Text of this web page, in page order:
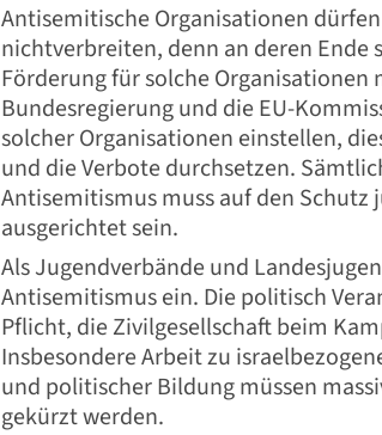
Antisemitische Organisationen
nichtverbreiten, denn an deren Ende
Förderung für solche
Bundesregierung und die EU-
solcher Organisationen einstellen,
und die Verbote durchsetzen.
Antisemitismus muss auf den Schutz
ausgerichtet sein.
Als Jugendverbände und
Antisemitismus ein. Die politisch
Pflicht, die Zivilgesellschaft beim
Insbesondere Arbeit zu
und politischer Bildung müssen
gekürzt werden.